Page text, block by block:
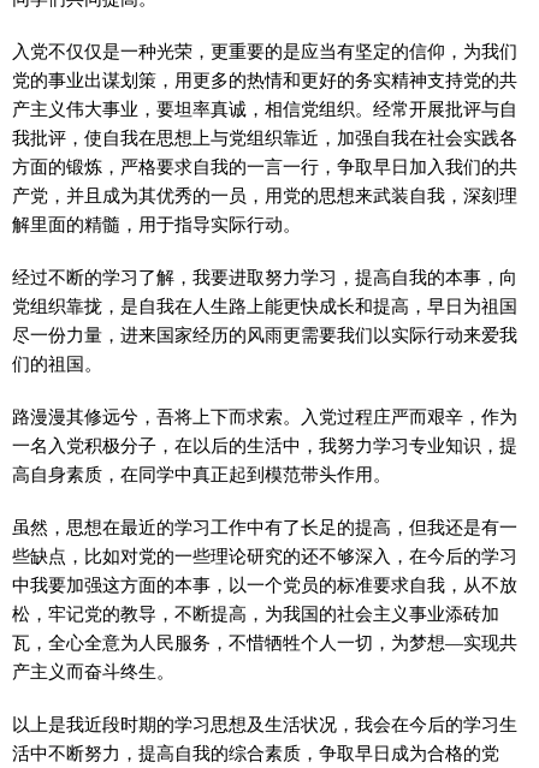
入党不仅仅是一种光荣，更重要的是应当有坚定的信仰，为我们
党的事业出谋划策，用更多的热情和更好的务实精神支持党的共
产主义伟大事业，要坦率真诚，相信党组织。经常开展批评与自
我批评，使自我在思想上与党组织靠近，加强自我在社会实践各
方面的锻炼，严格要求自我的一言一行，争取早日加入我们的共
产党，并且成为其优秀的一员，用党的思想来武装自我，深刻理
解里面的精髓，用于指导实际行动。
经过不断的学习了解，我要进取努力学习，提高自我的本事，向
党组织靠拢，是自我在人生路上能更快成长和提高，早日为祖国
尽一份力量，进来国家经历的风雨更需要我们以实际行动来爱我
们的祖国。
路漫漫其修远兮，吾将上下而求索。入党过程庄严而艰辛，作为
一名入党积极分子，在以后的生活中，我努力学习专业知识，提
高自身素质，在同学中真正起到模范带头作用。
虽然，思想在最近的学习工作中有了长足的提高，但我还是有一
些缺点，比如对党的一些理论研究的还不够深入，在今后的学习
中我要加强这方面的本事，以一个党员的标准要求自我，从不放
松，牢记党的教导，不断提高，为我国的社会主义事业添砖加
瓦，全心全意为人民服务，不惜牺牲个人一切，为梦想—实现共
产主义而奋斗终生。
以上是我近段时期的学习思想及生活状况，我会在今后的学习生
活中不断努力，提高自我的综合素质，争取早日成为合格的党